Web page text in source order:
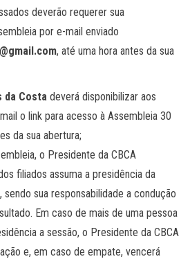
deverão requerer sua
por e-mail enviado
, até uma hora antes da sua
da Costa deverá disponibilizar aos
o link para acesso à Assembleia 30
da sua abertura;
o Presidente da CBCA
filiados assuma a presidência da
sua responsabilidade a condução
Em caso de mais de uma pessoa
a sessão, o Presidente da CBCA
e, em caso de empate, vencerá